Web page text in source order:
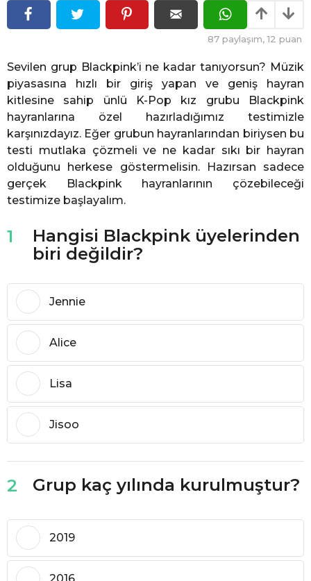
n
n
c
87 paylaşım,12 puan
Sevilen grup Blackpink’i ne kadar tanıyorsun? Müzik
piyasasına hızlı bir giriş yapan ve geniş hayran
kitlesine sahip ünlü K-Pop kız grubu Blackpink
hayranlarına özel hazırladığımız testimizle
karşınızdayız. Eğer grubun hayranlarından biriysen bu
testi mutlaka çözmeli ve ne kadar sıkı bir hayran
olduğunu herkese göstermelisin. Hazırsan sadece
gerçek Blackpink hayranlarının çözebileceği
testimize başlayalım.
1
Hangisi Blackpink üyelerinden
biri değildir?
Jennie
Alice
Lisa
Jisoo
2 Grup kaç yılında kurulmuştur?
2019
2016